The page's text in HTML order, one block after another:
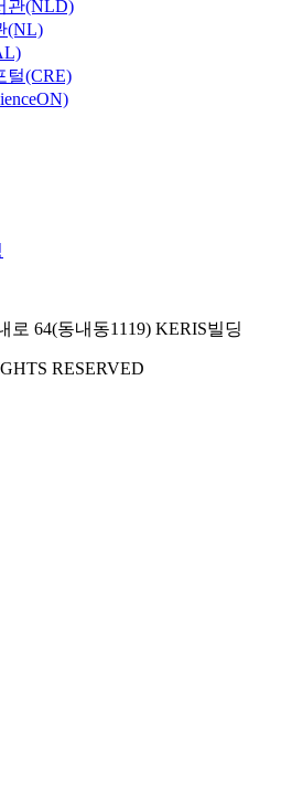
관(NLD)
(NL)
털(CRE)
로 64(동내동1119) KERIS빌딩
RESERVED